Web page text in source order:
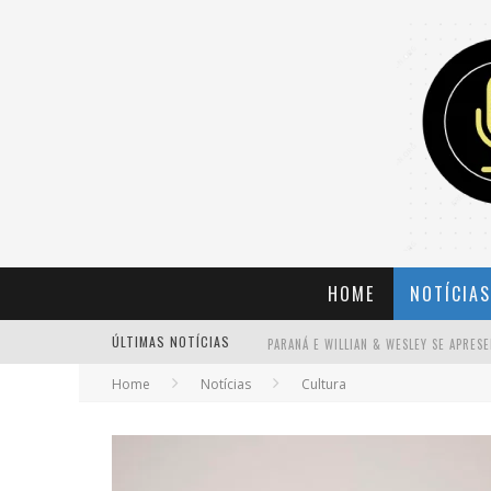
HOME NOTÍCIAS
ÚLTIMAS NOTÍCIAS
BANDA MOLE DE BH ANUNCIA KAYETE
Home Notícias Cultura